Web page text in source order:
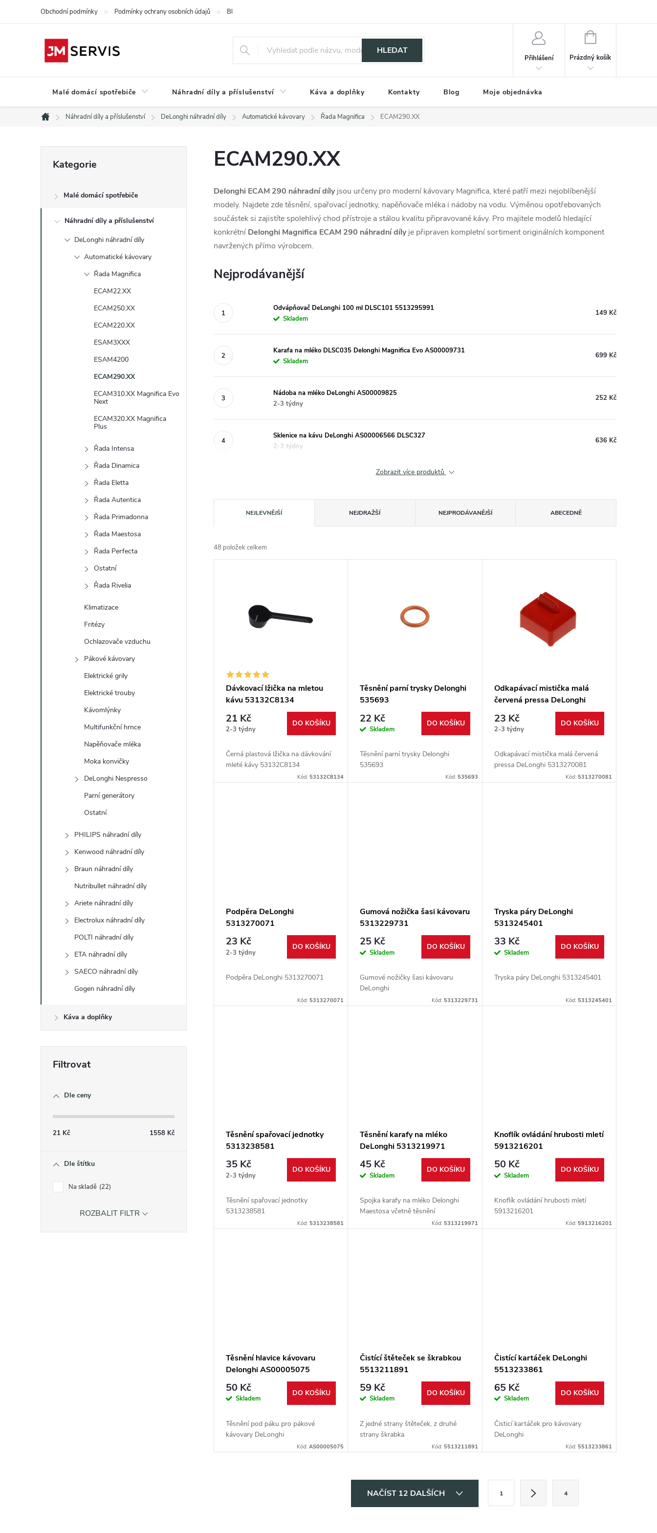
Obchodní podmínky Podmínky ochrany osobních údajů Blog
HLEDAT
Přihlášení
NÁKUPNÍ
Prázdný košík
Malé domácí spotřebiče Náhradní díly a příslušenství Káva a doplňky Kontakty Blog Moje objednávka
Domů
Náhradní díly a příslušenství DeLonghi náhradní díly Automatické kávovary Řada Magnifica ECAM290.XX
s
kategorie
Kategorie
Malé domácí spotřebiče
Náhradní díly a příslušenství
DeLonghi náhradní díly
Automatické kávovary
Řada Magnifica
ECAM22.XX
ECAM250.XX
ECAM220.XX
ESAM3XXX
ESAM4200
ECAM290.XX
ECAM310.XX Magnifica Evo
Next
ECAM320.XX Magnifica
Plus
Řada Intensa
Řada Dinamica
Řada Eletta
Řada Autentica
Řada Primadonna
Řada Maestosa
Řada Perfecta
Ostatní
Řada Rivelia
Klimatizace
Fritézy
Ochlazovače vzduchu
Pákové kávovary
Elektrické grily
Elektrické trouby
Kávomlýnky
Multifunkční hrnce
Napěňovače mléka
Moka konvičky
DeLonghi Nespresso
Parní generátory
Ostatní
PHILIPS náhradní díly
Kenwood náhradní díly
Braun náhradní díly
Nutribullet náhradní díly
Ariete náhradní díly
Electrolux náhradní díly
POLTI náhradní díly
ETA náhradní díly
SAECO náhradní díly
Gogen náhradní díly
Káva a doplňky
Dle ceny
21 Kč 1558 Kč
Dle štítku
Na skladě 22
ROZBALIT FILTR
ECAM290.XX
Delonghi ECAM 290 náhradní dílyjsou určeny pro moderní kávovary Magnifica, které patří mezi nejoblíbenější
modely. Najdete zde těsnění, spařovací jednotky, napěňovače mléka i nádoby na vodu. Výměnou opotřebovaných
součástek si zajistíte spolehlivý chod přístroje a stálou kvalitu připravované kávy. Pro majitele modelů hledající
konkrétní Delonghi Magnifica ECAM 290 náhradní dílyje připraven kompletní sortiment originálních komponent
navržených přímo výrobcem.
Nejprodávanější
Odvápňovač DeLonghi 100 ml DLSC101 5513295991
Skladem
149 Kč
Karafa na mléko DLSC035 Delonghi Magnifica Evo AS00009731
Skladem
699 Kč
Nádoba na mléko DeLonghi AS00009825
2-3 týdny
252 Kč
Sklenice na kávu DeLonghi AS00006566 DLSC327
2-3 týdny
636 Kč
Zobrazit více produktů
a
z
k
NEJLEVNĚJŠÍ NEJDRAŽŠÍ NEJPRODÁVANĚJŠÍ ABECEDNĚ
48 položek celkem
u
Dávkovací lžička na mletou
kávu 53132C8134
21 Kč
2-3 týdny
DO KOŠÍKU
Černá plastová lžička na dávkování
mleté kávy 53132C8134
Kód: 53132C8134
Těsnění parní trysky Delonghi
535693
22 Kč
Skladem
DO KOŠÍKU
Těsnění parní trysky Delonghi
535693
Kód: 535693
Odkapávací mistička malá
červená pressa DeLonghi
5313270081
23 Kč
2-3 týdny
DO KOŠÍKU
Odkapávací mistička malá červená
pressa DeLonghi 5313270081
Kód: 5313270081
Podpěra DeLonghi
5313270071
23 Kč
2-3 týdny
DO KOŠÍKU
Podpěra DeLonghi 5313270071
Kód: 5313270071
Gumová nožička šasi kávovaru
5313229731
25 Kč
Skladem
DO KOŠÍKU
Gumové nožičky šasi kávovaru
DeLonghi
Kód: 5313229731
Tryska páry DeLonghi
5313245401
33 Kč
Skladem
DO KOŠÍKU
Tryska páry DeLonghi 5313245401
Kód: 5313245401
Těsnění spařovací jednotky
5313238581
35 Kč
2-3 týdny
DO KOŠÍKU
Těsnění spařovací jednotky
5313238581
Kód: 5313238581
Těsnění karafy na mléko
DeLonghi 5313219971
45 Kč
Skladem
DO KOŠÍKU
Spojka karafy na mléko Delonghi
Maestosa včetně těsnění
Kód: 5313219971
Knoflík ovládání hrubosti mletí
5913216201
50 Kč
Skladem
DO KOŠÍKU
Knoflík ovládání hrubosti mletí
5913216201
Kód: 5913216201
Těsnění hlavice kávovaru
Delonghi AS00005075
50 Kč
Skladem
DO KOŠÍKU
Těsnění pod páku pro pákové
kávovary DeLonghi
Kód:AS00005075
Čistící štěteček se škrabkou
5513211891
59 Kč
Skladem
DO KOŠÍKU
Z jedné strany štěteček, z druhé
strany škrabka
Kód: 5513211891
Čistící kartáček DeLonghi
5513233861
65 Kč
Skladem
DO KOŠÍKU
Čisticí kartáček pro kávovary
DeLonghi
Kód: 5513233861
NAČÍST 12 DALŠÍCH 1 4